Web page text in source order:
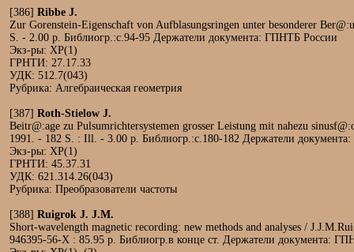
[386] Ribbe J.
Zur Gorenstein-Eigenschaft von Aufblasungsringen unter besonderer
S. - 2.00 р. Библиогр.:с.94-95 Держатели документа: ГПНТБ России
Экз-ры: ХР(1)
ГРНТИ: 27.17.33
УДК: 512.7(043)
Рубрика: Алгебраическая геометрия
[387] Roth-Stielow J.
Beitr@:age zu Pulsumrichtersystemen grosser Leistung mit nahezu
1991. - 182 S. : Ill. - 3.00 р. Библиогр.:с.180-182 Держатели
Экз-ры: ХР(1)
ГРНТИ: 45.37.31
УДК: 621.314.26(043)
Рубрика: Преобразователи частоты
[388] Ruigrok J. J.M.
Short-wavelength magnetic recording: new methods and analyses /
946395-56-X : 85.95 р. Библиогр.в конце ст. Держатели документа: